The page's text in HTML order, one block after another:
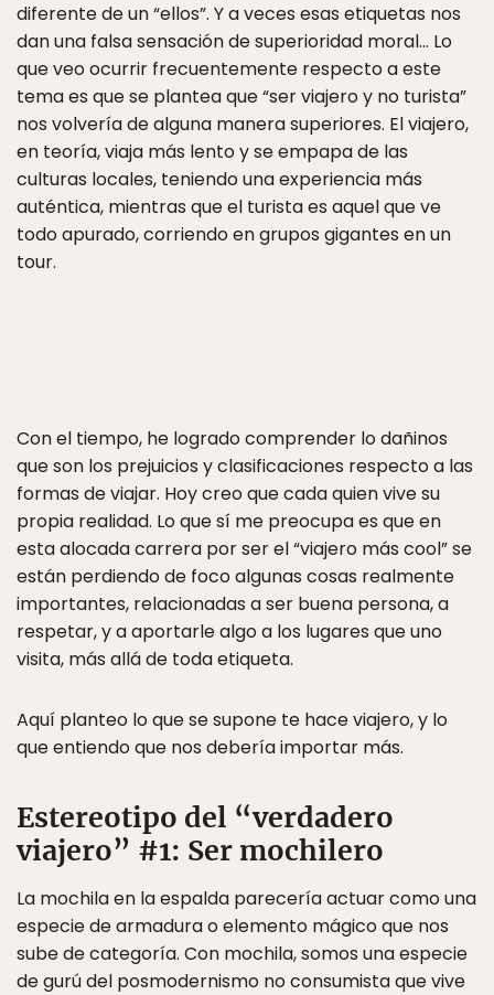
diferente de un “ellos”. Y a veces esas etiquetas nos
dan una falsa sensación de superioridad moral… Lo
que veo ocurrir frecuentemente respecto a este
tema es que se plantea que “ser viajero y no turista”
nos volvería de alguna manera superiores. El viajero,
en teoría, viaja más lento y se empapa de las
culturas locales, teniendo una experiencia más
auténtica, mientras que el turista es aquel que ve
todo apurado, corriendo en grupos gigantes en un
tour.
Con el tiempo, he logrado comprender lo dañinos
que son los prejuicios y clasificaciones respecto a las
formas de viajar. Hoy creo que cada quien vive su
propia realidad. Lo que sí me preocupa es que en
esta alocada carrera por ser el “viajero más cool” se
están perdiendo de foco algunas cosas realmente
importantes, relacionadas a ser buena persona, a
respetar, y a aportarle algo a los lugares que uno
visita, más allá de toda etiqueta.
Aquí planteo lo que se supone te hace viajero, y lo
que entiendo que nos debería importar más.
Estereotipo del “verdadero
viajero” #1: Ser mochilero
La mochila en la espalda parecería actuar como una
especie de armadura o elemento mágico que nos
sube de categoría. Con mochila, somos una especie
de gurú del posmodernismo no consumista que vive